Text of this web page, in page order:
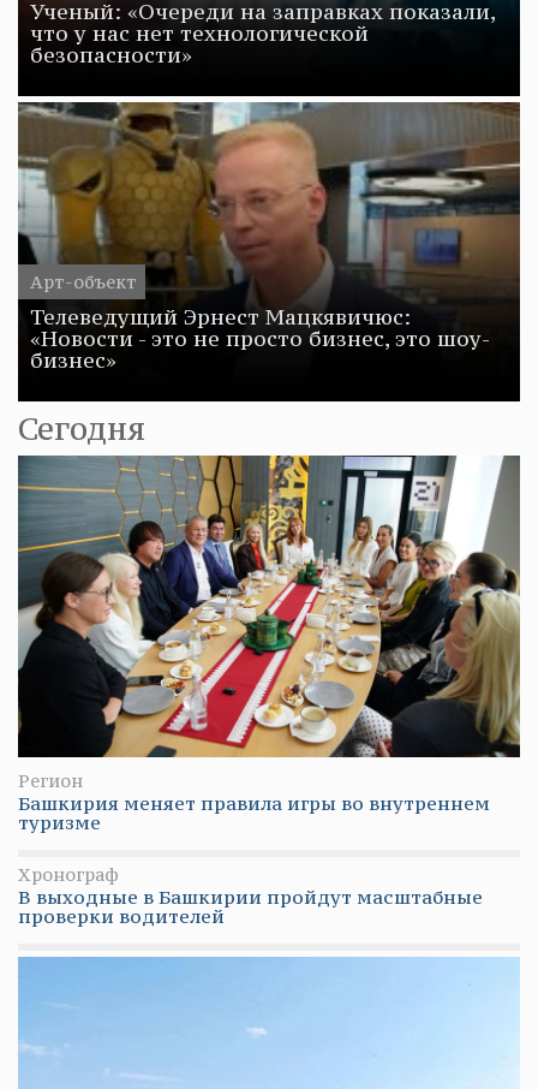
Ученый: «Очереди на заправках показали,
что у нас нет технологической
безопасности»
Арт-объект
Телеведущий Эрнест Мацкявичюс:
«Новости - это не просто бизнес, это шоу-
бизнес»
Сегодня
Регион
Башкирия меняет правила игры во внутреннем
туризме
Хронограф
В выходные в Башкирии пройдут масштабные
проверки водителей